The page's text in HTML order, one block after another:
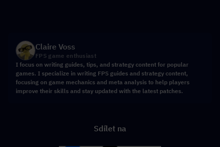
Claire Voss
FPS game enthusiast
I focus on writing guides, tips, and strategy content for popular
games. I specialize in writing FPS guides and strategy content,
focusing on game mechanics and meta analysis to help players
improve their skills and stay updated with the latest patches.
Sdílet na